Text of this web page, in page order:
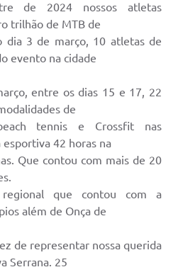
de 2024 nossos atletas
trilhão de MTB de
dia 3 de março, 10 atletas de
evento na cidade
entre os dias 15 e 17, 22
de
tennis e Crossfit nas
42 horas na
Que contou com mais de 20
que contou com a
além de Onça de
de representar nossa querida
Serrana. 25